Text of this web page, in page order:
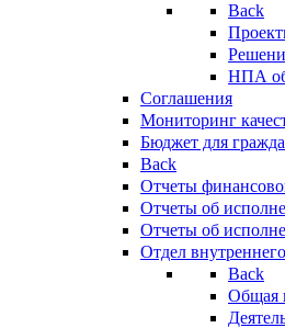
Back
НПА об
Соглашения
Мониторинг
Бюджет для
Back
Отчеты
Отчеты об
Отчеты об
Отдел
Back
Общая